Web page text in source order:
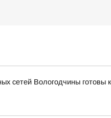
сетей Вологодчины готовы